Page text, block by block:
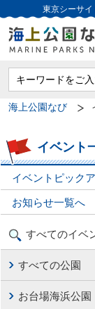
東京シーサイ
海上公園なび
イベント
イベントピック
お知らせ一覧へ
すべてのイベ
すべての公園
お台場海浜公園